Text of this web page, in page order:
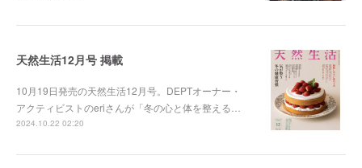
天然生活12月号 掲載
10月19日発売の天然生活12月号。DEPTオーナー・
アクティビストのeriさんが「冬の心と体を整える…
2024.10.22 02:20